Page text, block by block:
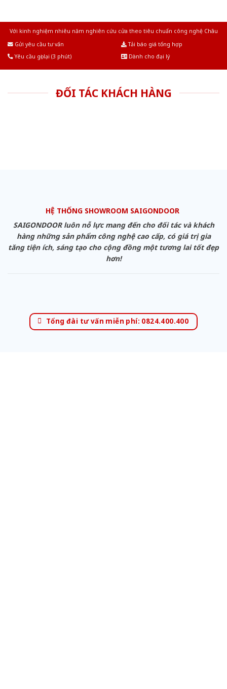
Với kinh nghiệm nhiêu năm nghiên cứu cửa theo tiêu chuẩn công nghệ Châu
Gửi yêu cầu tư vấn
Tải báo giá tổng hợp
Yêu cầu gọi lại (3 phút)
Dành cho đại lý
ĐỐI TÁC KHÁCH HÀNG
HỆ THỐNG SHOWROOM SAIGONDOOR
SAIGONDOOR luôn nỗ lực mang đến cho đối tác và khách
hàng những sản phẩm công nghệ cao cấp, có giá trị gia
tăng tiện ích, sáng tạo cho cộng đồng một tương lai tốt đẹp
hơn!
Tổng đài tư vấn miễn phí: 0824.400.400